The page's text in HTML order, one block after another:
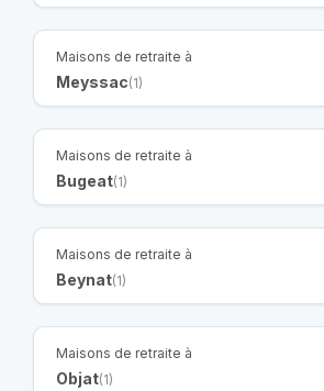
Maisons de retraite à
Meyssac(1)
Maisons de retraite à
Bugeat(1)
Maisons de retraite à
Beynat(1)
Maisons de retraite à
Objat(1)